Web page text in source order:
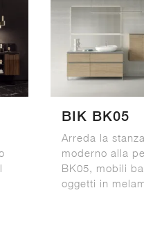
BIK BK05
Arreda la
moderno alla
BK05, mobili
oggetti in